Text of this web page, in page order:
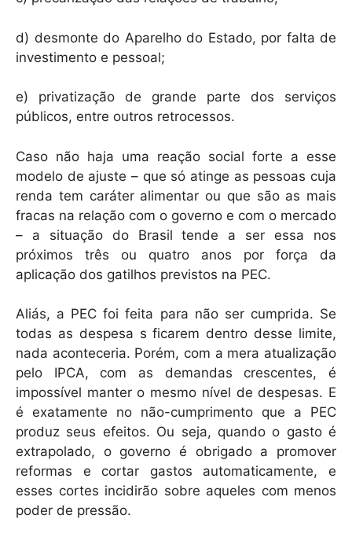
d) desmonte do Aparelho do Estado, por falta de
investimento e pessoal;
e) privatização de grande parte dos serviços
públicos, entre outros retrocessos.
Caso não haja uma reação social forte a esse
modelo de ajuste – que só atinge as pessoas cuja
renda tem caráter alimentar ou que são as mais
fracas na relação com o governo e com o mercado
– a situação do Brasil tende a ser essa nos
próximos três ou quatro anos por força da
aplicação dos gatilhos previstos na PEC.
Aliás, a PEC foi feita para não ser cumprida. Se
todas as despesa s ficarem dentro desse limite,
nada aconteceria. Porém, com a mera atualização
pelo IPCA, com as demandas crescentes, é
impossível manter o mesmo nível de despesas. E
é exatamente no não-cumprimento que a PEC
produz seus efeitos. Ou seja, quando o gasto é
extrapolado, o governo é obrigado a promover
reformas e cortar gastos automaticamente, e
esses cortes incidirão sobre aqueles com menos
poder de pressão.